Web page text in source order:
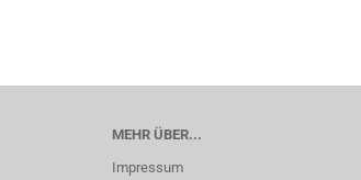
MEHR ÜBER...
Impressum